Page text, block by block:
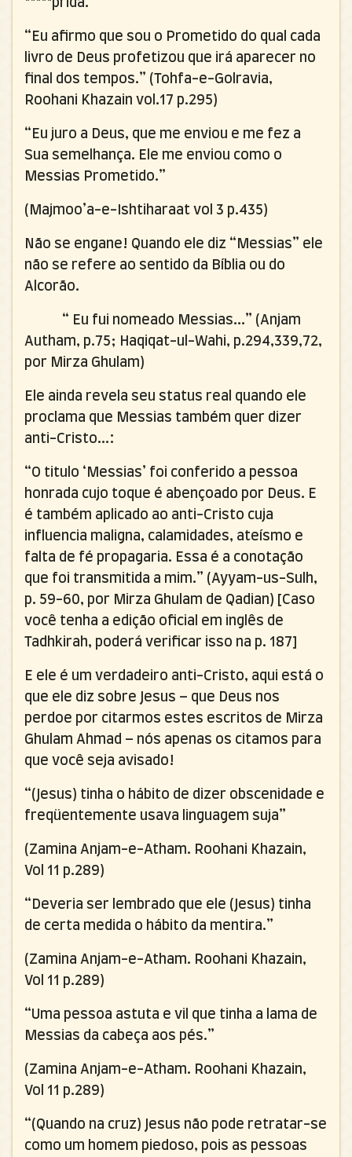
“Eu afirmo que sou o Prometido do qual cada
livro de Deus profetizou que irá aparecer no
final dos tempos.” (Tohfa-e-Golravia,
Roohani Khazain vol.17 p.295)
“Eu juro a Deus, que me enviou e me fez a
Sua semelhança. Ele me enviou como o
Messias Prometido.”
(Majmoo’a-e-Ishtiharaat vol 3 p.435)
Não se engane! Quando ele diz “Messias” ele
não se refere ao sentido da Bíblia ou do
Alcorão.
“ Eu fui nomeado Messias...” (Anjam
Autham, p.75; Haqiqat-ul-Wahi, p.294,339,72,
por Mirza Ghulam)
Ele ainda revela seu status real quando ele
proclama que Messias também quer dizer
anti-Cristo...:
“O titulo ‘Messias’ foi conferido a pessoa
honrada cujo toque é abençoado por Deus. E
é também aplicado ao anti-Cristo cuja
influencia maligna, calamidades, ateísmo e
falta de fé propagaria. Essa é a conotação
que foi transmitida a mim.” (Ayyam-us-Sulh,
p. 59-60, por Mirza Ghulam de Qadian) [Caso
você tenha a edição oficial em inglês de
Tadhkirah, poderá verificar isso na p. 187]
E ele é um verdadeiro anti-Cristo, aqui está o
que ele diz sobre Jesus – que Deus nos
perdoe por citarmos estes escritos de Mirza
Ghulam Ahmad – nós apenas os citamos para
que você seja avisado!
“(Jesus) tinha o hábito de dizer obscenidade e
freqüentemente usava linguagem suja”
(Zamina Anjam-e-Atham. Roohani Khazain,
Vol 11 p.289)
“Deveria ser lembrado que ele (Jesus) tinha
de certa medida o hábito da mentira.”
(Zamina Anjam-e-Atham. Roohani Khazain,
Vol 11 p.289)
“Uma pessoa astuta e vil que tinha a lama de
Messias da cabeça aos pés.”
(Zamina Anjam-e-Atham. Roohani Khazain,
Vol 11 p.289)
“(Quando na cruz) Jesus não pode retratar-se
como um homem piedoso, pois as pessoas